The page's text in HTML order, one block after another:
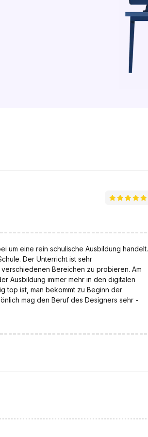
um eine rein schulische Ausbildung handelt.
Der Unterricht ist sehr
Bereichen zu probieren. Am
Ausbildung immer mehr in den digitalen
top ist, man bekommt zu Beginn der
mag den Beruf des Designers sehr -